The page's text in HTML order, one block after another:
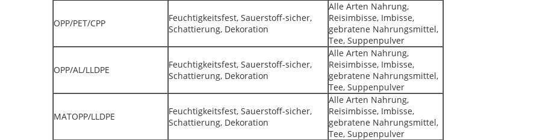
OPP/PET/CPP
Feuchtigkeitsfest, Sauerstoff-sicher,
Schattierung, Dekoration
Alle Arten Nahrung,
Reisimbisse, Imbisse,
gebratene Nahrungsmittel,
Tee, Suppenpulver
OPP/AL/LLDPE
Feuchtigkeitsfest, Sauerstoff-sicher,
Schattierung, Dekoration
Alle Arten Nahrung,
Reisimbisse, Imbisse,
gebratene Nahrungsmittel,
Tee, Suppenpulver
MATOPP/LLDPE
Feuchtigkeitsfest, Sauerstoff-sicher,
Schattierung, Dekoration
Alle Arten Nahrung,
Reisimbisse, Imbisse,
gebratene Nahrungsmittel,
Tee, Suppenpulver